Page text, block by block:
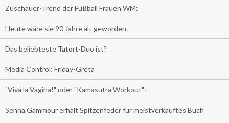
Zuschauer-Trend der Fußball Frauen WM:
Heute wäre sie 90 Jahre alt geworden.
Das beliebteste Tatort-Duo ist?
Media Control: Friday-Greta
"Viva la Vagina!" oder "Kamasutra Workout":
Senna Gammour erhält Spitzenfeder für meistverkauftes Buch